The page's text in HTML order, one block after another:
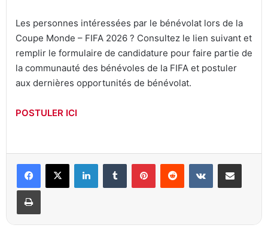
Les personnes intéressées par le bénévolat lors de la
Coupe Monde – FIFA 2026 ? Consultez le lien suivant et
remplir le formulaire de candidature pour faire partie de
la communauté des bénévoles de la FIFA et postuler
aux dernières opportunités de bénévolat.
POSTULER ICI
LinkedinTumblr PinterestReddit VKontaktePartager par email
Imprimer